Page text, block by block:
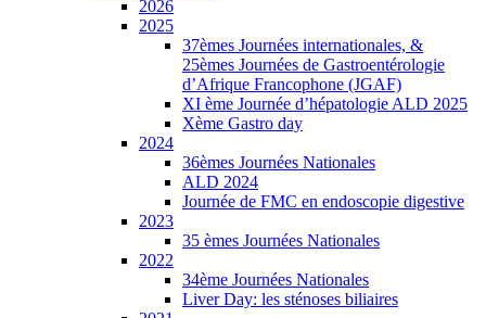
2026
2025
37èmes Journées internationales, &
25èmes Journées de Gastroentérologie
d’Afrique Francophone (JGAF)
XI ème Journée d’hépatologie ALD 2025
Xème Gastro day
2024
36èmes Journées Nationales
ALD 2024
Journée de FMC en endoscopie digestive
2023
35 èmes Journées Nationales
2022
34ème Journées Nationales
Liver Day: les sténoses biliaires